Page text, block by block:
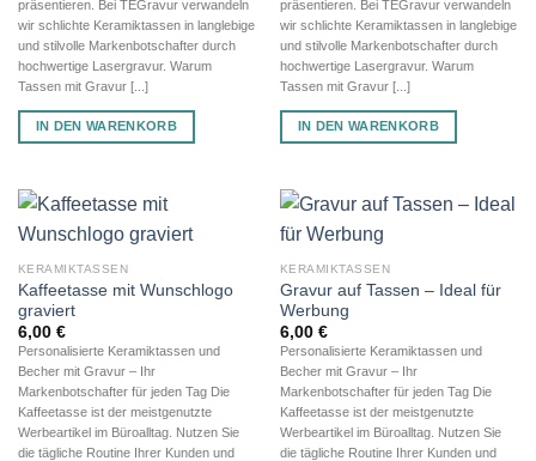
präsentieren. Bei TEGravur verwandeln
wir schlichte Keramiktassen in langlebige
und stilvolle Markenbotschafter durch
hochwertige Lasergravur. Warum
Tassen mit Gravur [...]
IN DEN WARENKORB
präsentieren. Bei TEGravur verwandeln
wir schlichte Keramiktassen in langlebige
und stilvolle Markenbotschafter durch
hochwertige Lasergravur. Warum
Tassen mit Gravur [...]
IN DEN WARENKORB
KERAMIKTASSEN
Kaffeetasse mit Wunschlogo
graviert
6,00 €
Personalisierte Keramiktassen und
Becher mit Gravur – Ihr
Markenbotschafter für jeden Tag Die
Kaffeetasse ist der meistgenutzte
Werbeartikel im Büroalltag. Nutzen Sie
die tägliche Routine Ihrer Kunden und
KERAMIKTASSEN
Gravur auf Tassen – Ideal für
Werbung
6,00 €
Personalisierte Keramiktassen und
Becher mit Gravur – Ihr
Markenbotschafter für jeden Tag Die
Kaffeetasse ist der meistgenutzte
Werbeartikel im Büroalltag. Nutzen Sie
die tägliche Routine Ihrer Kunden und